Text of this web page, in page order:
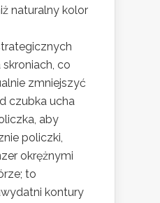
naturalny kolor
co
zmniejszyć
czubka ucha
aby
policzki,
okrężnymi
to
kontury